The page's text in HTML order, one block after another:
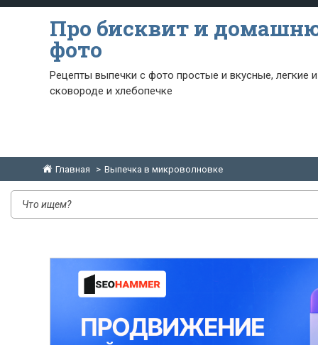
Про бисквит и
фото
Рецепты выпечки с фото простые и вкусные, легкие
сковороде и хлебопечке
Главная Выпечка в микроволновке